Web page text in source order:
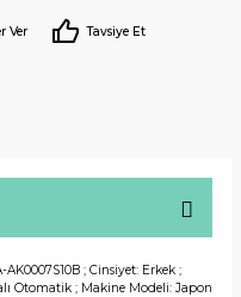
Ver Tavsiye Et
; Cinsiyet: Erkek ;
Otomatik ; Makine Modeli: Japon